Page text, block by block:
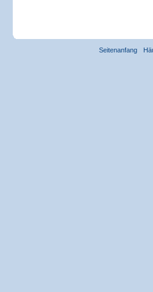
Seitenanfang